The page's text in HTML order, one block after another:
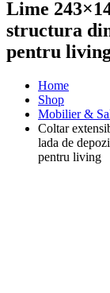
Lime
structura
pentru
Home
Shop
Mobilier &
Coltar
lada de
pentru living